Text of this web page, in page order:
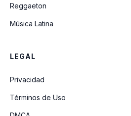
Reggaeton
Música Latina
LEGAL
Privacidad
Términos de Uso